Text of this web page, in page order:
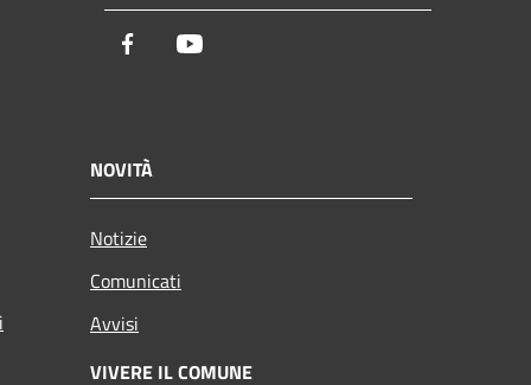
Facebook
NOVITÀ
Notizie
Comunicati
Avvisi
VIVERE IL COMUNE